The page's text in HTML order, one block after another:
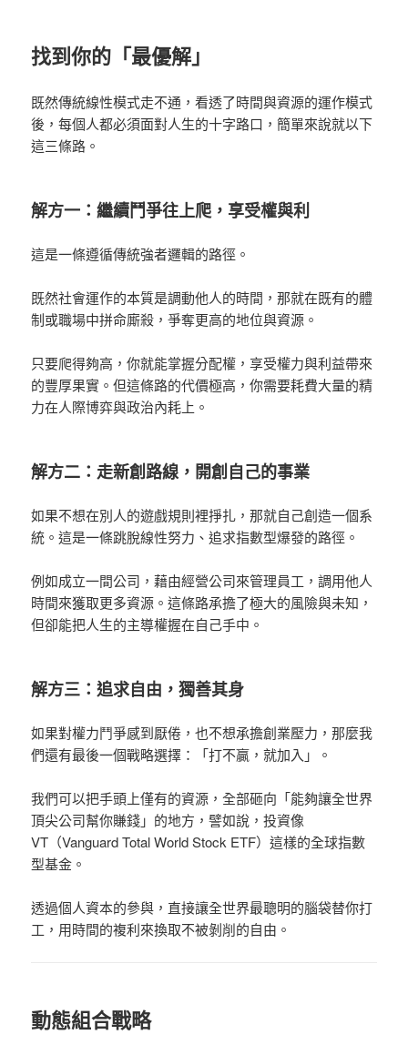
找到你的「最優解」
既然傳統線性模式走不通，看透了時間與資源的運作模式
後，每個人都必須面對人生的十字路口，簡單來說就以下
這三條路。
解方一：繼續鬥爭往上爬，享受權與利
這是一條遵循傳統強者邏輯的路徑。
既然社會運作的本質是調動他人的時間，那就在既有的體
制或職場中拼命廝殺，爭奪更高的地位與資源。
只要爬得夠高，你就能掌握分配權，享受權力與利益帶來
的豐厚果實。但這條路的代價極高，你需要耗費大量的精
力在人際博弈與政治內耗上。
解方二：走新創路線，開創自己的事業
如果不想在別人的遊戲規則裡掙扎，那就自己創造一個系
統。這是一條跳脫線性努力、追求指數型爆發的路徑。
例如成立一間公司，藉由經營公司來管理員工，調用他人
時間來獲取更多資源。這條路承擔了極大的風險與未知，
但卻能把人生的主導權握在自己手中。
解方三：追求自由，獨善其身
如果對權力鬥爭感到厭倦，也不想承擔創業壓力，那麼我
們還有最後一個戰略選擇：「打不贏，就加入」。
我們可以把手頭上僅有的資源，全部砸向「能夠讓全世界
頂尖公司幫你賺錢」的地方，譬如說，投資像
VT（Vanguard Total World Stock ETF）這樣的全球指數
型基金。
透過個人資本的參與，直接讓全世界最聰明的腦袋替你打
工，用時間的複利來換取不被剝削的自由。
動態組合戰略